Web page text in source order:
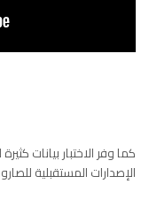
كما وفر الاختبار بيانات
الإصدارات المستقبلية